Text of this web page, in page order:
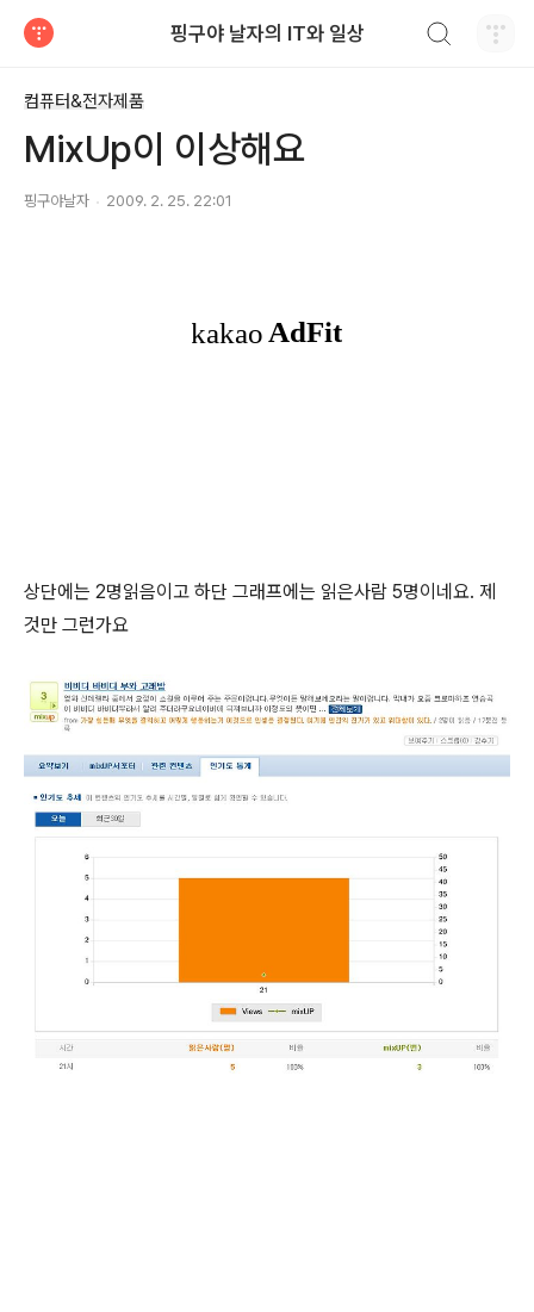
핑구야 날자의 IT와 일상
컴퓨터&전자제품
MixUp이 이상해요
핑구야날자 2009. 2. 25. 22:01
상단에는 2명읽음이고 하단 그래프에는 읽은사람 5명이네요. 제
것만 그런가요